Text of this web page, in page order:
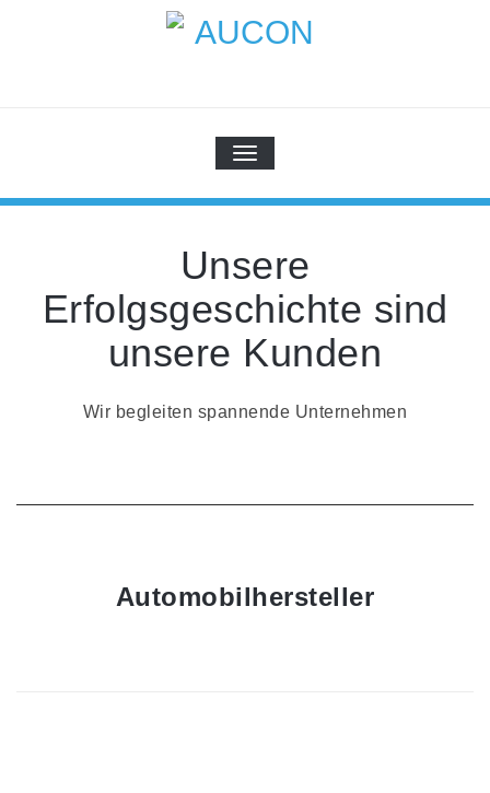
SCHALTE NAVIGATION
Unsere
Erfolgsgeschichte sind
unsere Kunden
Wir begleiten spannende Unternehmen
Automobilhersteller